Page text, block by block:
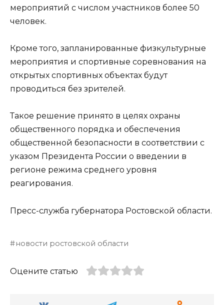
мероприятий с числом участников более 50
человек.
Кроме того, запланированные физкультурные
мероприятия и спортивные соревнования на
открытых спортивных объектах будут
проводиться без зрителей.
Такое решение принято в целях охраны
общественного порядка и обеспечения
общественной безопасности в соответствии с
указом Президента России о введении в
регионе режима среднего уровня
реагирования.
Пресс-служба губернатора Ростовской области.
новости ростовской области
Оцените статью